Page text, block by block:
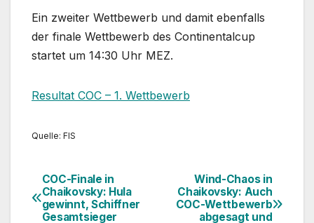
Ein zweiter Wettbewerb und damit ebenfalls
der finale Wettbewerb des Continentalcup
startet um 14:30 Uhr MEZ.
Resultat COC – 1. Wettbewerb
Quelle: FIS
BeitragsnavigationWind-Chaos in
Chaikovsky: Auch
COC-Wettbewerb
abgesagt und
COC-Finale in
Chaikovsky: Hula
gewinnt, Schiffner
Gesamtsieger